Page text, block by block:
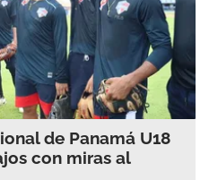
de Panamá U18
con miras al